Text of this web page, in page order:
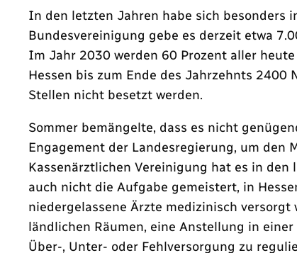
In den letzten Jahren habe sich besonders
Bundesvereinigung gebe es derzeit etwa
Im Jahr 2030 werden 60 Prozent aller
Hessen bis zum Ende des Jahrzehnts
Stellen nicht besetzt werden.
Sommer bemängelte, dass es nicht
Engagement der Landesregierung, um den
Kassenärztlichen Vereinigung hat es in
auch nicht die Aufgabe gemeistert, in
niedergelassene Ärzte medizinisch
ländlichen Räumen, eine Anstellung in
Über-, Unter- oder Fehlversorgung zu